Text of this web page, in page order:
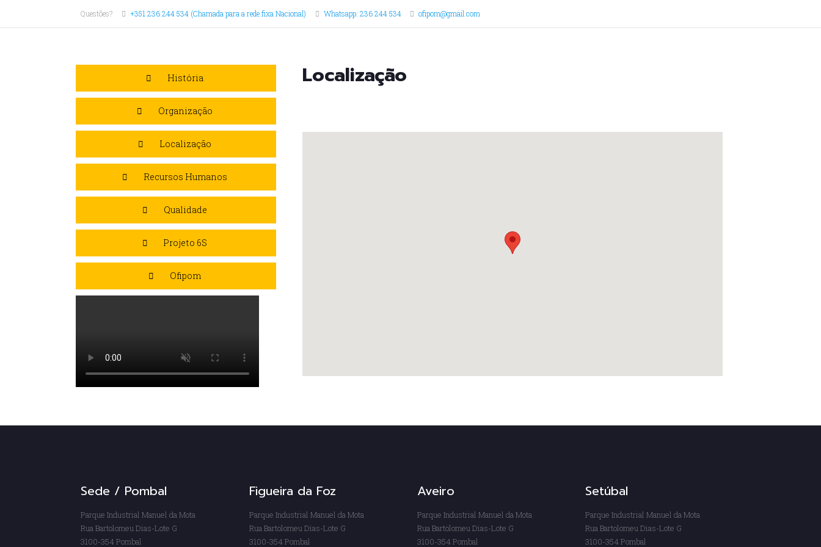
Questões? +351 236 244 534 (Chamada para a rede fixa Nacional) Whatsapp: 236 244 534 ofipom@gmail.com
História
Organização
Localização
Recursos Humanos
Qualidade
Projeto 6S
Ofipom
Localização
Sede / Pombal
Parque Industrial Manuel da Mota
Rua Bartolomeu Dias-Lote G
3100-354 Pombal
Figueira da Foz
Parque Industrial Manuel da Mota
Rua Bartolomeu Dias-Lote G
3100-354 Pombal
Aveiro
Parque Industrial Manuel da Mota
Rua Bartolomeu Dias-Lote G
3100-354 Pombal
Setúbal
Parque Industrial Manuel da Mota
Rua Bartolomeu Dias-Lote G
3100-354 Pombal